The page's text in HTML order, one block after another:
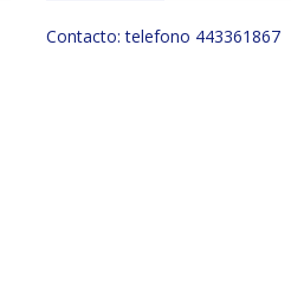
Contacto: telefono 443361867